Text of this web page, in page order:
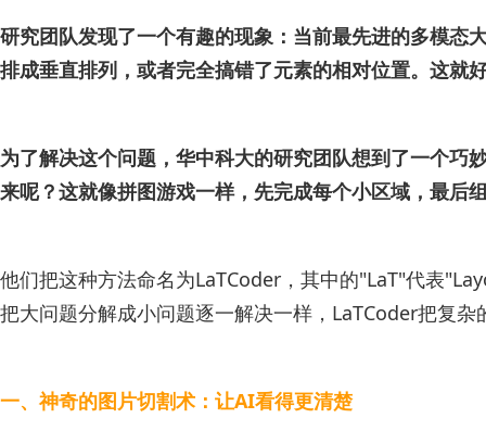
研究团队发现了一个有趣的现象：当前最先进的多模态
排成垂直排列，或者完全搞错了元素的相对位置。这就
为了解决这个问题，华中科大的研究团队想到了一个
来呢？这就像拼图游戏一样，先完成每个小区域，最后
他们把这种方法命名为LaTCoder，其中的"LaT"代表
把大问题分解成小问题逐一解决一样，LaTCoder把复
一、神奇的图片切割术：让AI看得更清楚